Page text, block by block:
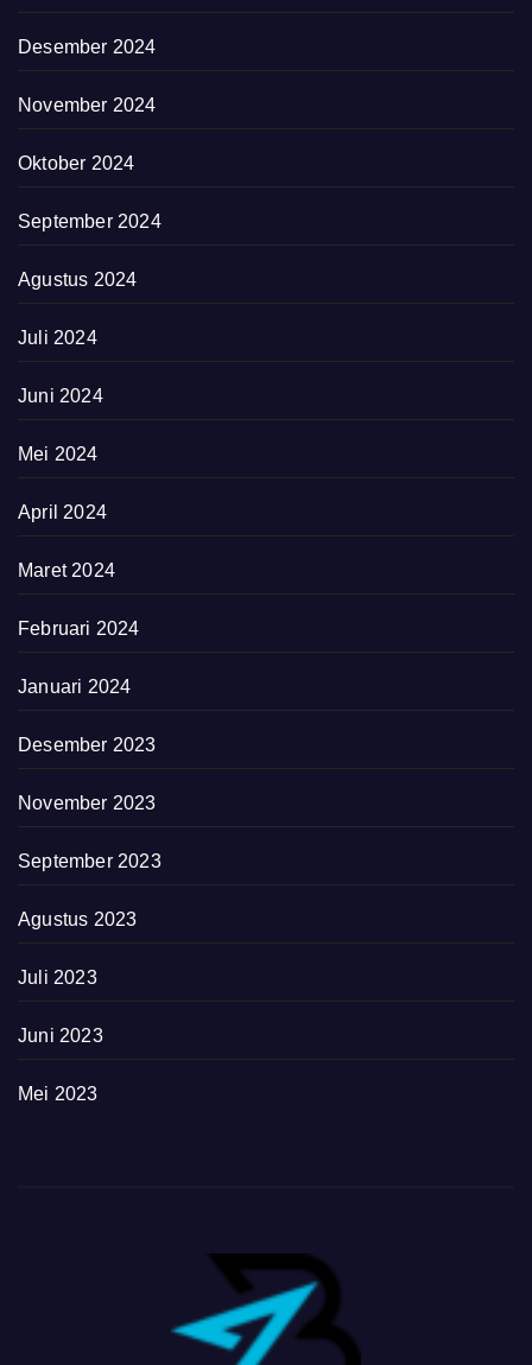
Desember 2024
November 2024
Oktober 2024
September 2024
Agustus 2024
Juli 2024
Juni 2024
Mei 2024
April 2024
Maret 2024
Februari 2024
Januari 2024
Desember 2023
November 2023
September 2023
Agustus 2023
Juli 2023
Juni 2023
Mei 2023